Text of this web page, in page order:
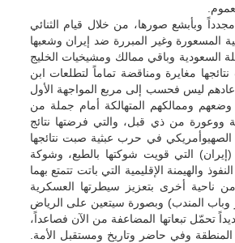
وبأبشع صورها، من خلال قيام الثنائي
المسعورة وغير المبررة ضد إيران وشعبها
السعودية وباقي ممالك ومشيخيات الخليج
مغايرة ومناقضة تماماً لتطلعات ابن
أعادهم ليس فحسب إلى مربع المواجهة الأول
وضعهم وممالكهم المتهالكة أمام جملة من
ووعورة من ذي قبل، والتي فرضتها نتائج
في حرب عبثية صبت نتائجها
التي قويت شوكتها بالطبع، وشوكة
والهيمنة الإقليمية التي باتت تتمتع بهما
ناحية أخرى بتعزيز سيطرتها العسكرية
وباب المندب) وبصورة سيتعين على الرياض
تحمّل تبعاتها المضاعفة من الآن فصاعداً،
وفي حاضر وتاريخ ومستقبل الأمة.